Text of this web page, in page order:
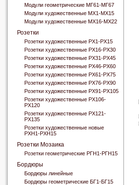
Модули геометрические МГ61-МГ67
Модули художественные МХ1-МХ15
Модули художественные МХ16-МХ22
Розетки
Розетки художественные РХ1-РХ15
Розетки художественные РХ16-РХ30
Розетки художественные РХ31-РХ45
Розетки художественные РХ46-РХ60
Розетки художественные РХ61-РХ75
Розетки художественные РХ76-РХ90
Розетки художественные РХ91-РХ105
Розетки художественные РХ106-
РХ120
Розетки художественные РХ121-
РХ135
Розетки художественные новые
РХН1-РХН15
Розетки Мозаика
Розетки геометрические РГН1-РГН15
Бордюры
Бордюры линейные
Бордюры геометрические БГ1-БГ15